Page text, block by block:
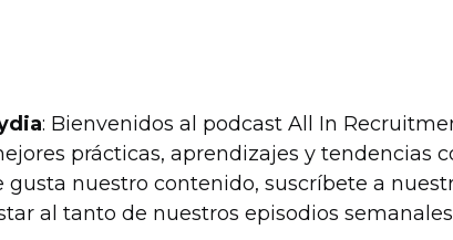
: Bienvenidos al podcast All In
prácticas, aprendizajes y tendencias
gusta nuestro contenido, suscríbete a
al tanto de nuestros episodios